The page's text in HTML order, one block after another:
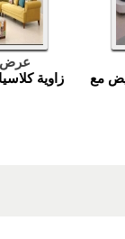
مع
عرض
زاوية